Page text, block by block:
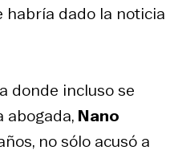
habría dado la noticia
donde incluso se
abogada, Nano
no sólo acusó a